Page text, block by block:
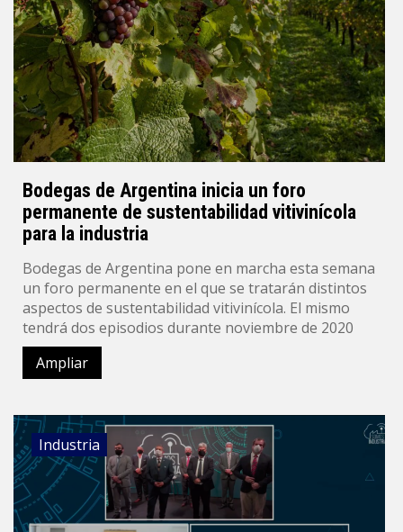
Bodegas de Argentina inicia un foro
permanente de sustentabilidad vitivinícola
para la industria
Bodegas de Argentina pone en marcha esta semana
un foro permanente en el que se tratarán distintos
aspectos de sustentabilidad vitivinícola. El mismo
tendrá dos episodios durante noviembre de 2020
Ampliar
Industria